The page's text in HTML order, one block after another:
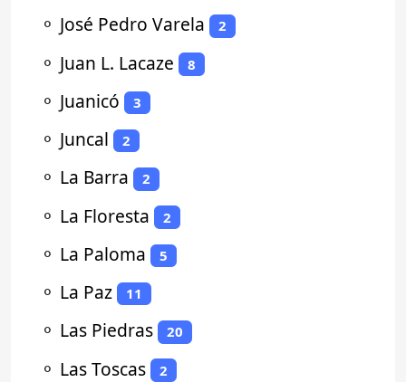
⚬ José Pedro Varela 2
⚬ Juan L. Lacaze 8
⚬ Juanicó 3
⚬ Juncal 2
⚬ La Barra 2
⚬ La Floresta 2
⚬ La Paloma 5
⚬ La Paz 11
⚬ Las Piedras 20
⚬ Las Toscas 2